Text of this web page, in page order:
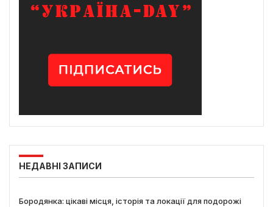
НЕДАВНІ ЗАПИСИ
Бородянка: цікаві місця, історія та локації для подорожі